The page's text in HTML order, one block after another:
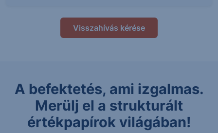
Visszahívás kérése
A befektetés, ami izgalmas.
Merülj el a strukturált
értékpapírok világában!